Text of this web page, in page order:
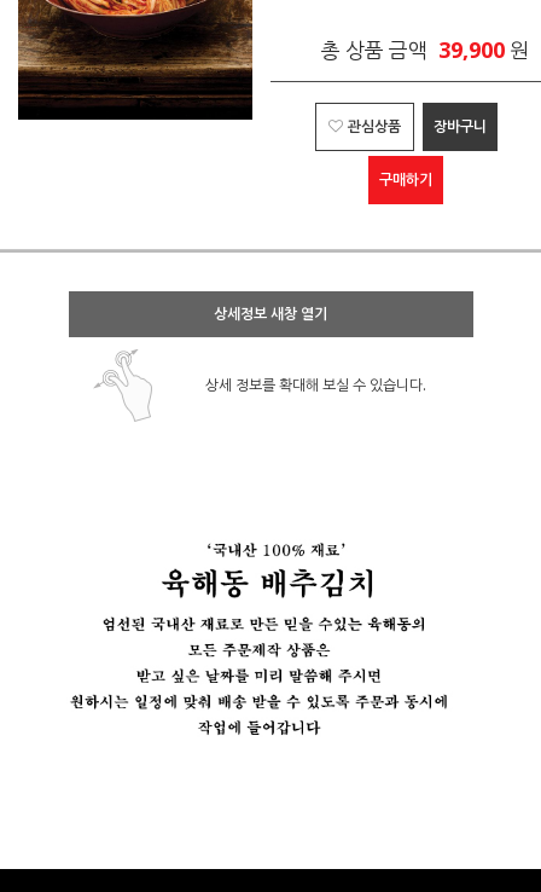
총 상품 금액 39,900 원
관심상품 장바구니
구매하기
상세정보 새창 열기
상세 정보를 확대해 보실 수 있습니다.